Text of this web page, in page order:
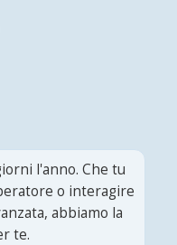
l'anno. Che tu
o interagire
abbiamo la
te.